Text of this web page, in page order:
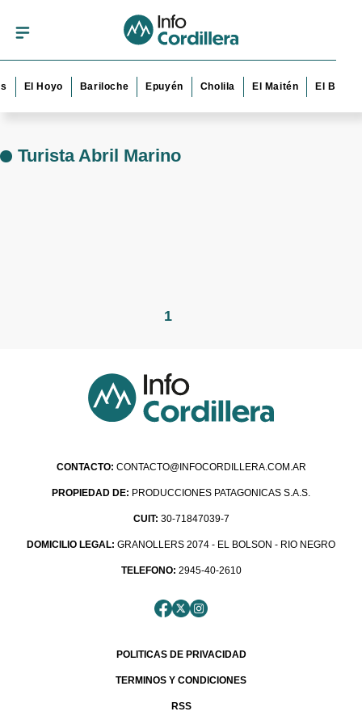
El Hoyo Bariloche Epuyén Cholila El Maitén El Bolsón
Turista Abril Marino
1
CONTACTO: CONTACTO@INFOCORDILLERA.COM.AR
PROPIEDAD DE: PRODUCCIONES PATAGONICAS S.A.S.
CUIT: 30-71847039-7
DOMICILIO LEGAL: GRANOLLERS 2074 - EL BOLSON - RIO NEGRO
TELEFONO: 2945-40-2610
POLITICAS DE PRIVACIDAD
TERMINOS Y CONDICIONES
RSS